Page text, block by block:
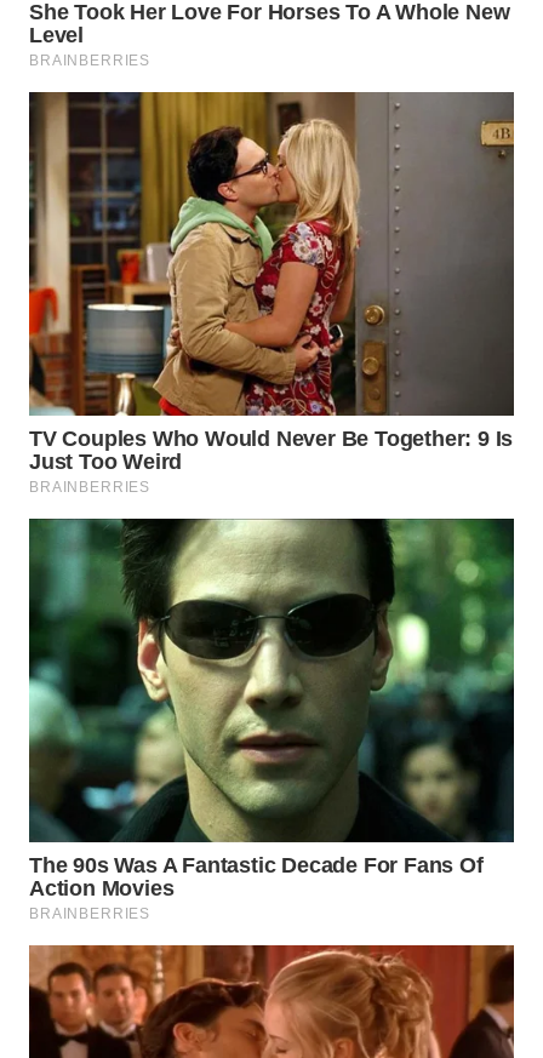
WN
GORONTALO
WN
WN
MALUKU
WN
MALUT
WN
DAIRI
DANAU
WN
NIAS
WN
LANGKAT
WN
TAPANULI
WN
TANJUNG
LESUNG